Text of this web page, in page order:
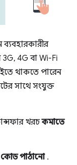
4G বা Wi-Fi
থাকতে পারেন
সাথে সংযুক্ত
খরচকমাতে
কোড পাঠানো.